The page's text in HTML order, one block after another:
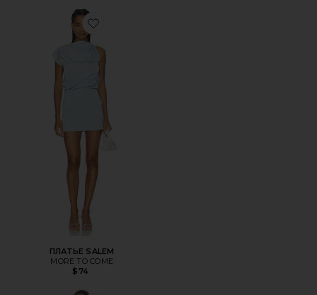
Favorite ПЛАТЬЕ SALEM
ПЛАТЬЕ SALEM
MORE TO COME
$74